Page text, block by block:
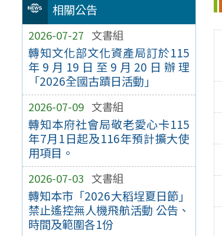
相關公告
2026-07-27 文書組
轉知文化部文化資產局訂於115
年9月19日至9月20日辦理
「2026全國古蹟日活動」
2026-07-09 文書組
轉知本府社會局敬老愛心卡115
年7月1日起及116年預計擴大使
用項目。
2026-07-03 文書組
轉知本市「2026大稻埕夏日節」
禁止遙控無人機飛航活動 公告、
時間及範圍各1份